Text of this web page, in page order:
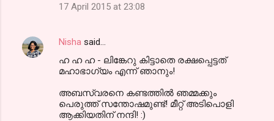
17 April 2015 at 23:08
Nisha said…
ഹ ഹ ഹ - ലിങ്കേറു കിട്ടാതെ രക്ഷപ്പെട്ടത്
മഹാഭാഗ്യം എന്ന് ഞാനും!
അബസ്വരനെ കണ്ടത്തില്‍ ഞമ്മക്കും
പെരുത്ത് സന്തോഷമുണ്ട്! മീറ്റ്‌ അടിപൊളി
ആക്കിയതിന് നന്ദി! :)